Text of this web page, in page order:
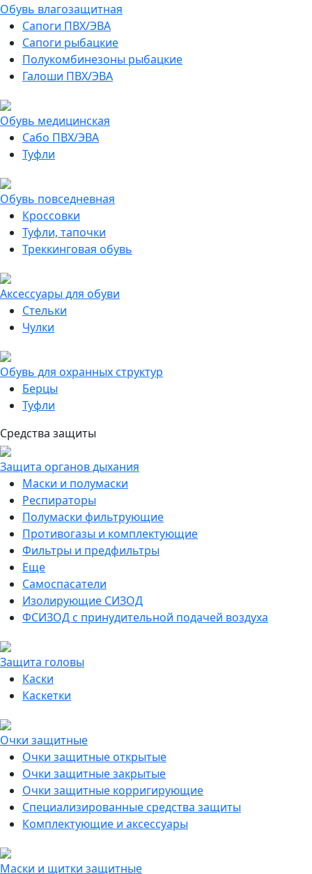
Обувь влагозащитная
Сапоги ПВХ/ЭВА
Сапоги рыбацкие
Полукомбинезоны рыбацкие
Галоши ПВХ/ЭВА
Обувь медицинская
Сабо ПВХ/ЭВА
Туфли
Обувь повседневная
Кроссовки
Туфли, тапочки
Треккинговая обувь
Аксессуары для обуви
Стельки
Чулки
Обувь для охранных структур
Берцы
Туфли
Средства защиты
Защита органов дыхания
Маски и полумаски
Респираторы
Полумаски фильтрующие
Противогазы и комплектующие
Фильтры и предфильтры
Еще
Самоспасатели
Изолирующие СИЗОД
ФСИЗОД с принудительной подачей воздуха
Защита головы
Каски
Каскетки
Очки защитные
Очки защитные открытые
Очки защитные закрытые
Очки защитные корригирующие
Специализированные средства защиты
Комплектующие и аксессуары
Маски и щитки защитные